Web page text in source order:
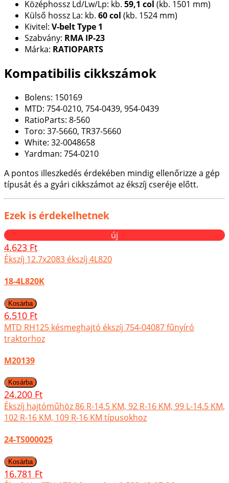
Középhossz Ld/Lw/Lp: kb. 59,1 col (kb. 1501 mm)
Külső hossz La: kb. 60 col (kb. 1524 mm)
Kivitel: V-belt Type 1
Szabvány: RMA IP-23
Márka: RATIOPARTS
Kompatibilis cikkszámok
Bolens: 150169
MTD: 754-0210, 754-0439, 954-0439
RatioParts: 8-560
Toro: 37-5660, TR37-5660
White: 32-0048658
Yardman: 754-0210
A pontos illeszkedés érdekében mindig ellenőrizze a gép
típusát és a gyári cikkszámot az ékszíj cseréje előtt.
Ezek is érdekelhetnek
új
4.623 Ft
Ékszíj 12.7x2083 ékszíj 4L820
18-4L820K
6.510 Ft
MTD RH125 késmeghajtó ékszíj 754-04087 fűnyíró
traktorhoz
M20139
24.200 Ft
Ékszíj hajtóműhöz 86 R-14.5 KM, 92 R-16 KM, 99 L-14.5 KM,
102 R-16 KM, 109 R-16 KM típusokhoz
24-TS000025
16.781 Ft